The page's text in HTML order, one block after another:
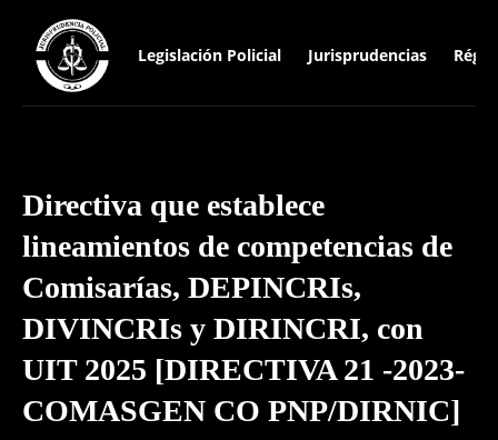
Legislación Policial Jurisprudencias
Directiva que establece
lineamientos de competencias de
Comisarías, DEPINCRIs,
DIVINCRIs y DIRINCRI, con
UIT 2025 [DIRECTIVA 21 -2023-
COMASGEN CO PNP/DIRNIC]